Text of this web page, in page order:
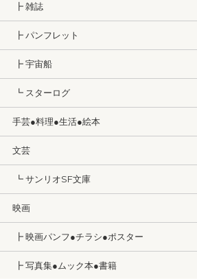
┣ 雑誌
┣ パンフレット
┣ 宇宙船
┗ スターログ
手芸●料理●生活●絵本
文芸
┗ サンリオSF文庫
映画
┣ 映画パンフ●チラシ●ポスター
┣ 写真集●ムック本●書籍